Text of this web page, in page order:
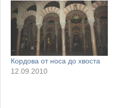
Кордова от носа до хвоста
12.09.2010